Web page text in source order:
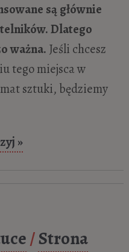
są głównie
Dlatego
ważna. Jeśli chcesz
tego miejsca w
sztuki, będziemy
»
/Strona